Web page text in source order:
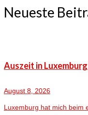
Neueste
Auszeit in Luxemburg
August 8, 2026
Luxemburg hat mich beim